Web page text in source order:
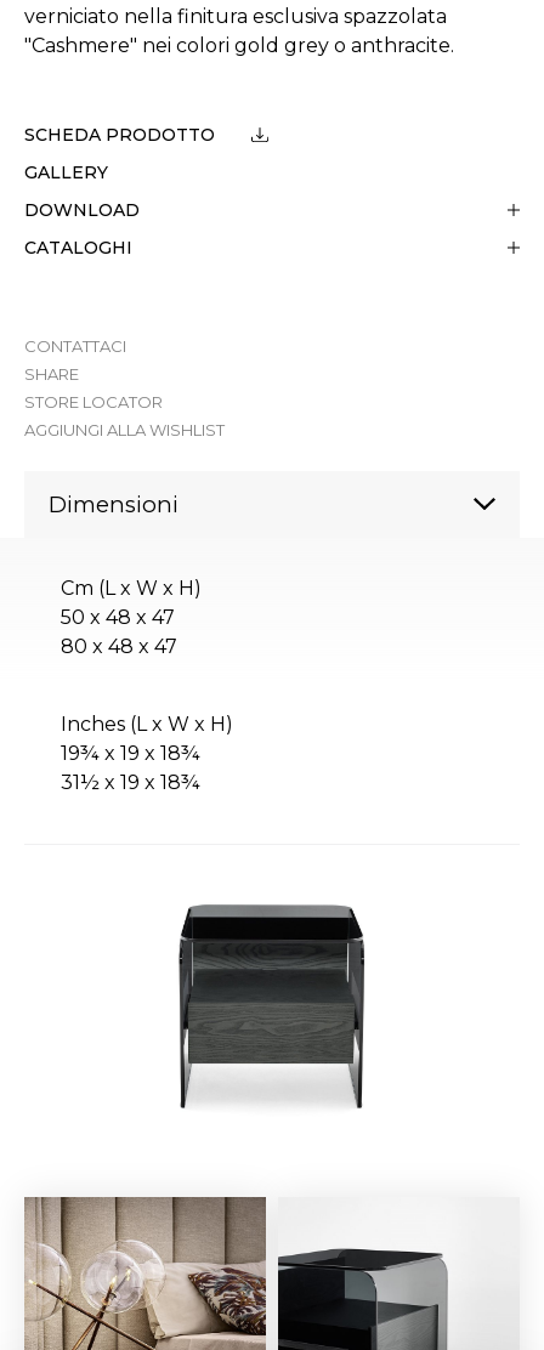
verniciato nella finitura esclusiva spazzolata
"Cashmere" nei colori gold grey o anthracite.
SCHEDA PRODOTTO
GALLERY
DOWNLOAD
CATALOGHI
CONTATTACI
SHARE
STORE LOCATOR
AGGIUNGI ALLA WISHLIST
Dimensioni
Cm (L x W x H)
50 x 48 x 47
80 x 48 x 47
Inches (L x W x H)
19¾ x 19 x 18¾
31½ x 19 x 18¾